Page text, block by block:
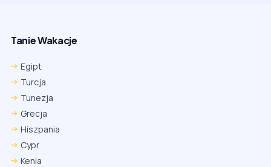
Tanie Wakacje
Egipt
Turcja
Tunezja
Grecja
Hiszpania
Cypr
Kenia